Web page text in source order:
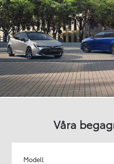
Våra
Modell